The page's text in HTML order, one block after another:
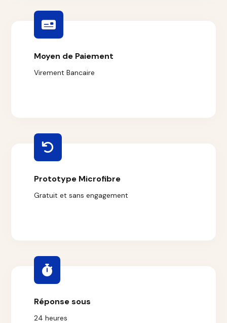
Moyen de Paiement
Virement Bancaire
Prototype Microfibre
Gratuit et sans engagement
Réponse sous
24 heures